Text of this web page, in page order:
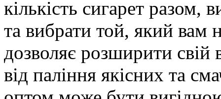
кількість сигарет разом,
та вибрати той, який вам
дозволяє розширити свій
від паління якісних та